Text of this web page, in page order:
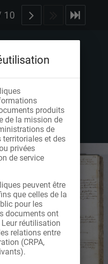
10
produits
de la mission de
de
territoriales et des
privées
de service
peuvent être
que celles de la
pour les
documents ont
réutilisation
relations entre
(CRPA,